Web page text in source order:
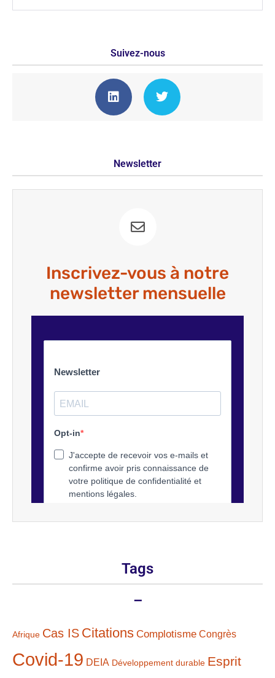
Suivez-nous
Newsletter
Inscrivez-vous à notre
newsletter mensuelle
Tags
–
Afrique Cas IS Citations Complotisme Congrès
Covid-19 DEIA Développement durable Esprit